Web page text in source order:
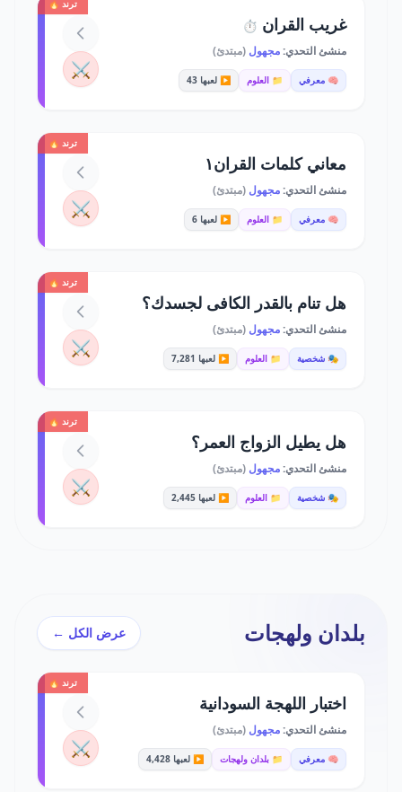
ترند 🔥
غريب القران ⏱️
منشئ التحدي:مجهول (مبتدئ)
🧠 معرفي 📁 العلوم ▶️ لعبها 43 ⚔️
ترند 🔥
معاني كلمات القران١
منشئ التحدي:مجهول (مبتدئ)
🧠 معرفي 📁 العلوم ▶️ لعبها 6 ⚔️
ترند 🔥
هل تنام بالقدر الكافى لجسدك؟
منشئ التحدي:مجهول (مبتدئ)
🎭 شخصية 📁 العلوم ▶️ لعبها 7,281 ⚔️
ترند 🔥
هل يطيل الزواج العمر؟
منشئ التحدي:مجهول (مبتدئ)
🎭 شخصية 📁 العلوم ▶️ لعبها 2,445 ⚔️
بلدان ولهجات عرض الكل ←
ترند 🔥
اختبار اللهجة السودانية
منشئ التحدي:مجهول (مبتدئ)
🧠 معرفي 📁 بلدان ولهجات ▶️ لعبها 4,428 ⚔️